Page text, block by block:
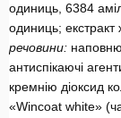
одиниць, 6384
одиниць; екстракт
речовини:
антиспікаючі
кремнію діоксид
«Wincoat white»